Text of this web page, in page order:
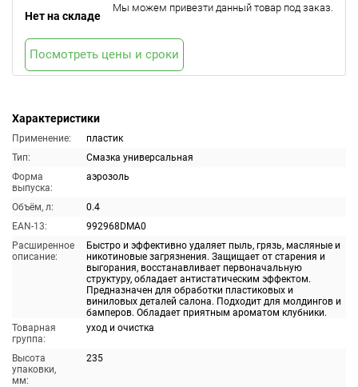
Характеристики
Применение:
пластик
Тип:
Смазка универсальная
Форма
выпуска:
аэрозоль
Объём, л:
0.4
EAN-13:
992968DMA0
Расширенное
описание:
Быстро и эффективно удаляет пыль, грязь, масляные и
никотиновые загрязнения. Защищает от старения и
выгорания, восстанавливает первоначальную
структуру, обладает антистатическим эффектом.
Предназначен для обработки пластиковых и
виниловых деталей салона. Подходит для молдингов и
бамперов. Обладает приятным ароматом клубники.
Товарная
группа:
уход и очистка
Высота
упаковки,
мм:
235
Нет на складе
Мы можем привезти данный товар под заказ.
Посмотреть цены и сроки